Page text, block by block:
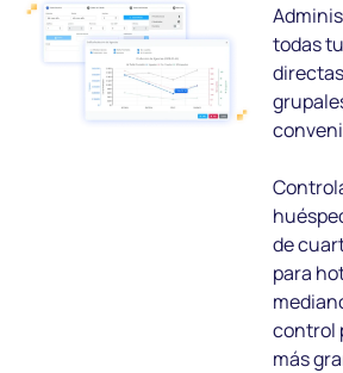
todas
de
para
control
más